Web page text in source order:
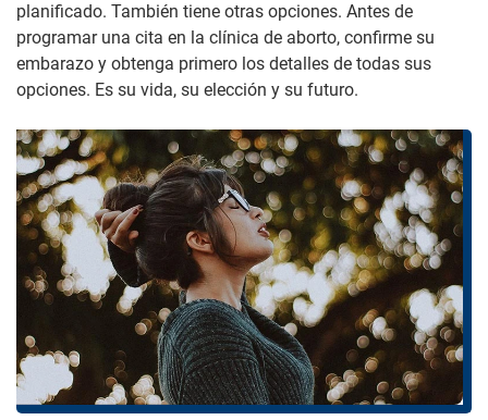
planificado. También tiene otras opciones. Antes de
programar una cita en la clínica de aborto, confirme su
embarazo y obtenga primero los detalles de todas sus
opciones. Es su vida, su elección y su futuro.